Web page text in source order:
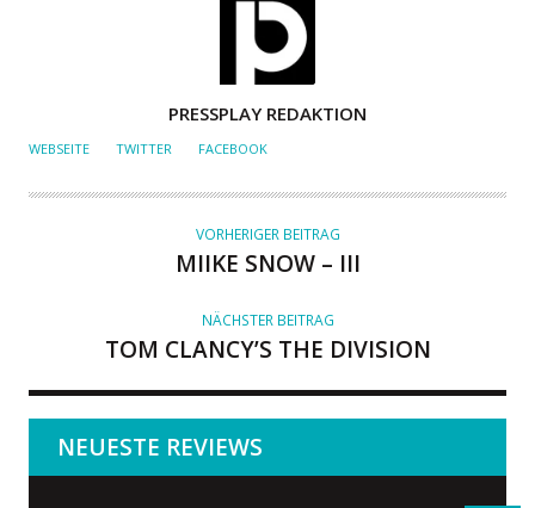
U
O
PRESSPLAY REDAKTION
WEBSEITE TWITTER FACEBOOK
VORHERIGER BEITRAG
MIIKE SNOW – III
NÄCHSTER BEITRAG
TOM CLANCY’S THE DIVISION
NEUESTE REVIEWS